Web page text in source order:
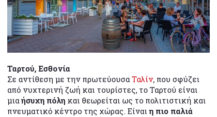
Ταρτού, Εσθονία
Σε αντίθεση με την πρωτεύουσαΤαλίν, που σφύζει
από νυχτερινή ζωή και τουρίστες, το Ταρτού είναι
μιαήσυχη πόλη και θεωρείται ως το πολιτιστική και
πνευματικό κέντρο της χώρας. Είναιη πιο παλιά